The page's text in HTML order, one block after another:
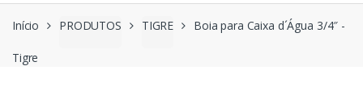
Início PRODUTOS TIGRE Boia para Caixa d´Água 3/4″ -
Tigre